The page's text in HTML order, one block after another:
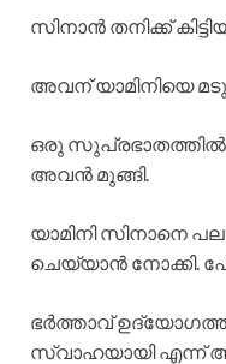
സിനാൻ തനിക്ക്
അവന് യാമിനിയെ
ഒരു സുപ്രഭാതത്തിൽ
അവൻ മുങ്ങി.
യാമിനി സിനാനെ
ചെയ്യാൻ
ഭർത്താവ്
സ്വാഹയായി എന്ന്